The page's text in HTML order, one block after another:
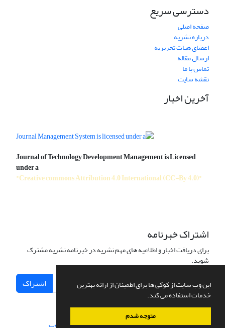
این وب سایت از کوکی ها برای اطمینان از ارائه بهترین
خدمات استفاده می کند.
متوجه شدم
دسترسی سریع
صفحه اصلی
درباره نشریه
اعضای هیات تحریریه
ارسال مقاله
تماس با ما
نقشه سایت
آخرین اخبار
Journal of Technology Development Management is Licensed
under a
"Creative commons Attribution 4.0 International (CC-By 4.0)"
اشتراک خبرنامه
برای دریافت اخبار و اطلاعیه های مهم نشریه در خبرنامه نشریه مشترک
شوید.
اشتراک
سامانه مدیریت نشریات علمی.طراحی و پیاده سازی از سیناوب